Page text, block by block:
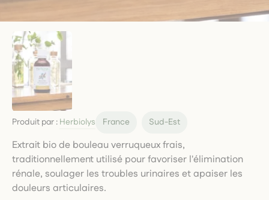
Produit par : Herbiolys France Sud-Est
Extrait bio de bouleau verruqueux frais,
traditionnellement utilisé pour favoriser l'élimination
rénale, soulager les troubles urinaires et apaiser les
douleurs articulaires.